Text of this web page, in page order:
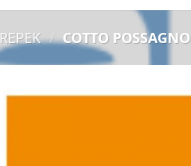
/ COTTO POSSAGNO